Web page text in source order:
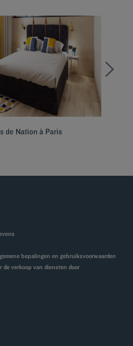
de Nation à Paris
bepalingen en gebruiksvoorwaarden
de verkoop van diensten door